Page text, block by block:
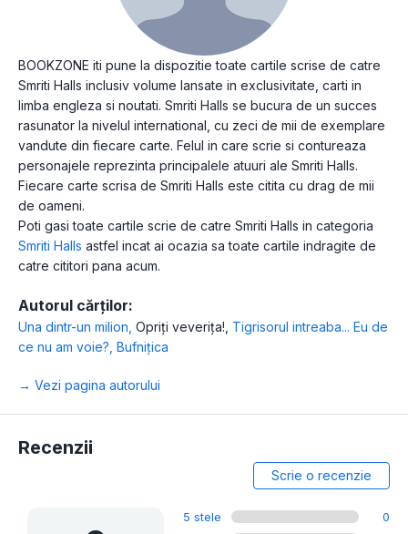
BOOKZONE iti pune la dispozitie toate cartile scrise de catre
Smriti Halls inclusiv volume lansate in exclusivitate, carti in
limba engleza si noutati. Smriti Halls se bucura de un succes
rasunator la nivelul international, cu zeci de mii de exemplare
vandute din fiecare carte. Felul in care scrie si contureaza
personajele reprezinta principalele atuuri ale Smriti Halls.
Fiecare carte scrisa de Smriti Halls este citita cu drag de mii
de oameni.
Poti gasi toate cartile scrie de catre Smriti Halls in categoria
Smriti Halls astfel incat ai ocazia sa toate cartile indragite de
catre cititori pana acum.
Autorul cărților:
Una dintr-un milion Opriți veverița! Tigrisorul intreaba... Eu de
ce nu am voie? Bufnițica
→ Vezi pagina autorului
Recenzii
Scrie o recenzie
5 stele
0